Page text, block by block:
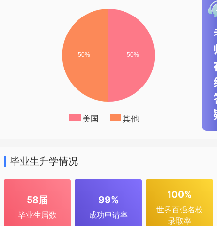
美国 其他
毕业生升学情况
58届
毕业生届数
99%
成功申请率
100%
世界百强名校
录取率